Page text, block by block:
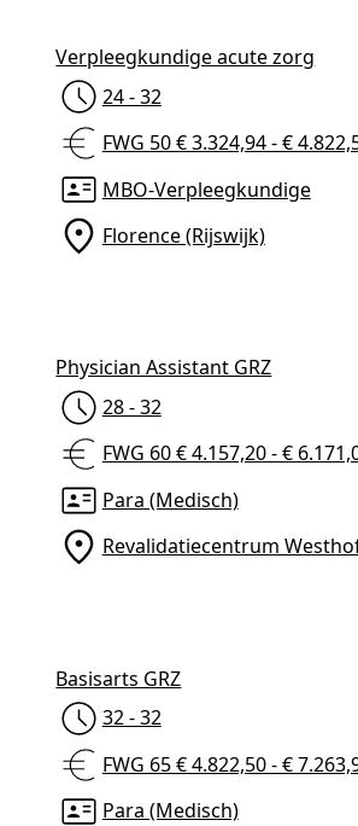
070 7544755
Verpleegkundige acute zorg
24 - 32
FWG 50 € 3.324,94 - €
MBO-Verpleegkundige
Florence (Rijswijk)
Physician Assistant GRZ
28 - 32
FWG 60 € 4.157,20 - €
Para (Medisch)
Revalidatiecentrum
Basisarts GRZ
32 - 32
FWG 65 € 4.822,50 - €
Para (Medisch)